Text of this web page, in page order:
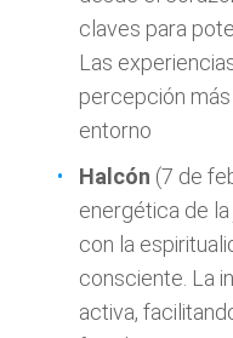
claves para
Las
percepción
entorno
Halcón (7 de
energética de
con la
consciente. La
activa,